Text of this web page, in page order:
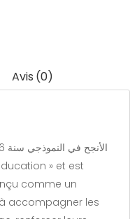
Avis (0)
» et est
comme un
accompagner les